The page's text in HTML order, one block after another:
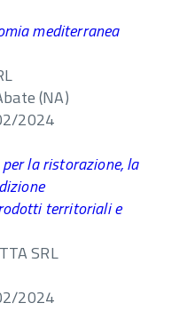
mediterranea
(NA)
2024
per la ristorazione, la
territoriali e
SRL
2024